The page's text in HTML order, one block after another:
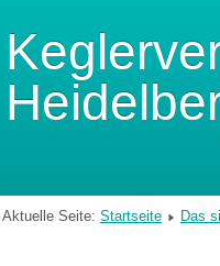
Aktuelle Seite: Startseite Das